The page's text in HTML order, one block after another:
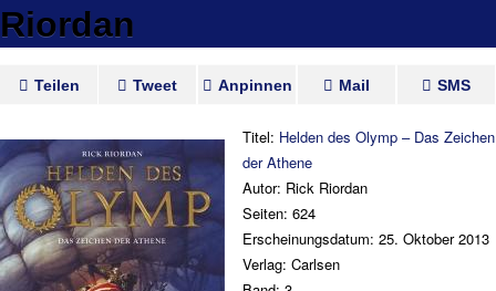
Riordan
Teilen Tweet Anpinnen Mail SMS
Titel: Helden des Olymp – Das Zeichen
der Athene
Autor: Rick Riordan
Seiten: 624
Erscheinungsdatum: 25. Oktober 2013
Verlag: Carlsen